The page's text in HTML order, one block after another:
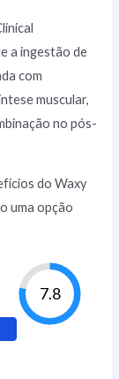
a ingestão de
com
muscular,
no pós-
do Waxy
uma opção
7.8